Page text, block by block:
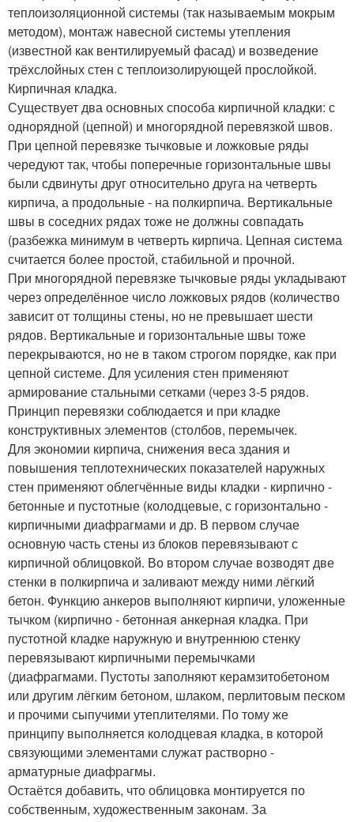
теплоизоляционной системы (так называемым мокрым
методом), монтаж навесной системы утепления
(известной как вентилируемый фасад) и возведение
трёхслойных стен с теплоизолирующей прослойкой.
Кирпичная кладка.
Существует два основных способа кирпичной кладки: с
однорядной (цепной) и многорядной перевязкой швов.
При цепной перевязке тычковые и ложковые ряды
чередуют так, чтобы поперечные горизонтальные швы
были сдвинуты друг относительно друга на четверть
кирпича, а продольные - на полкирпича. Вертикальные
швы в соседних рядах тоже не должны совпадать
(разбежка минимум в четверть кирпича. Цепная система
считается более простой, стабильной и прочной.
При многорядной перевязке тычковые ряды укладывают
через определённое число ложковых рядов (количество
зависит от толщины стены, но не превышает шести
рядов. Вертикальные и горизонтальные швы тоже
перекрываются, но не в таком строгом порядке, как при
цепной системе. Для усиления стен применяют
армирование стальными сетками (через 3-5 рядов.
Принцип перевязки соблюдается и при кладке
конструктивных элементов (столбов, перемычек.
Для экономии кирпича, снижения веса здания и
повышения теплотехнических показателей наружных
стен применяют облегчённые виды кладки - кирпично -
бетонные и пустотные (колодцевые, с горизонтально -
кирпичными диафрагмами и др. В первом случае
основную часть стены из блоков перевязывают с
кирпичной облицовкой. Во втором случае возводят две
стенки в полкирпича и заливают между ними лёгкий
бетон. Функцию анкеров выполняют кирпичи, уложенные
тычком (кирпично - бетонная анкерная кладка. При
пустотной кладке наружную и внутреннюю стенку
перевязывают кирпичными перемычками
(диафрагмами. Пустоты заполняют керамзитобетоном
или другим лёгким бетоном, шлаком, перлитовым песком
и прочими сыпучими утеплителями. По тому же
принципу выполняется колодцевая кладка, в которой
связующими элементами служат растворно -
арматурные диафрагмы.
Остаётся добавить, что облицовка монтируется по
собственным, художественным законам. За